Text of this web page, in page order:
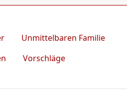
Unmittelbaren Familie
Vorschläge